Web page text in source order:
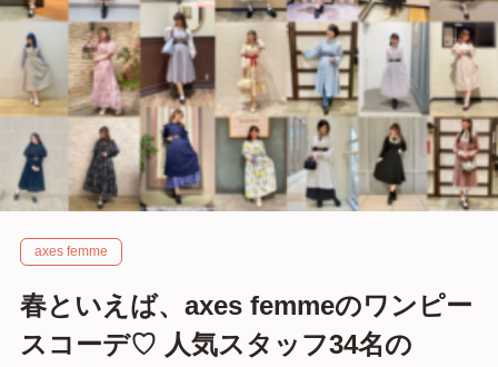
axes femme
春といえば、axes femmeのワンピー
スコーデ♡ 人気スタッフ34名の